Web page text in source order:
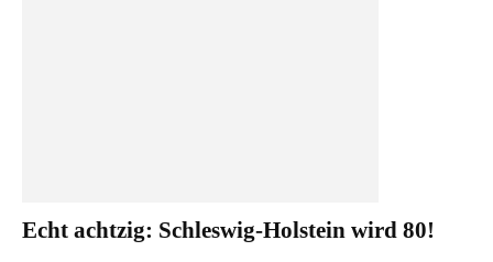
Echt achtzig: Schleswig-Holstein wird 80!